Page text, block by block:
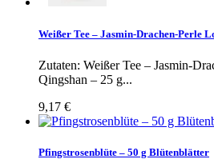
Weißer Tee – Jasmin-Drachen-Perle
Zutaten: Weißer Tee – Jasmin-
Qingshan – 25 g...
9,17 €
Pfingstrosenblüte – 50 g Blütenblätter